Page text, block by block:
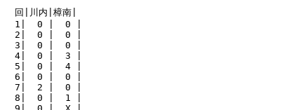
回|川内|樟南|
1|  0 |  0 |
2|  0 |  0 |
3|  0 |  0 |
4|  0 |  3 |
5|  0 |  4 |
6|  0 |  0 |
7|  2 |  0 |
8|  0 |  1 |